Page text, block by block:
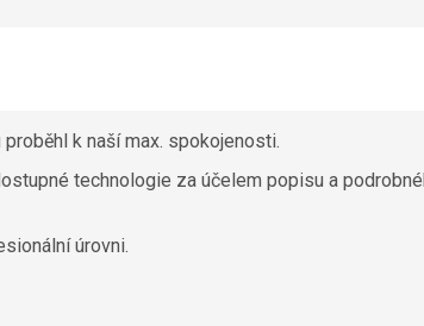
k naší max. spokojenosti.
technologie za účelem popisu a
úrovni.